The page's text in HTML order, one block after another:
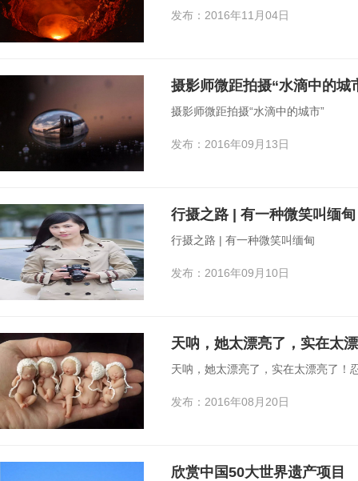
发布：2016年11月04日
摄影师微距拍摄“水滴中的城
摄影师微距拍摄“水滴中的城市”
发布：2016年09月13日
行摄之路 | 有一种微笑叫缅甸
行摄之路 | 有一种微笑叫缅甸
发布：2016年09月10日
天呐，她太漂亮了，实在太
天呐，她太漂亮了，实在太漂亮了！
发布：2016年08月20日
欣赏中国50大世界遗产项目